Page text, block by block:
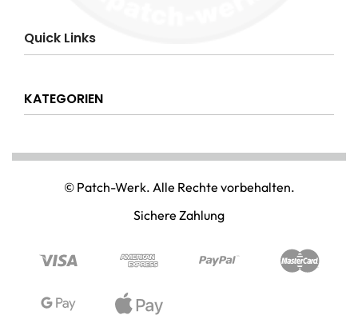
Widerrufsrecht
Versandkostenpauschale
Quick Links
Mein Konto
KATEGORIEN
PAINTBALL & AIRSOFT
PUNISHER & SKULLS
WIKINGER & MITTELALTERWELTEN
© Patch-Werk. Alle Rechte vorbehalten.
Sichere Zahlung